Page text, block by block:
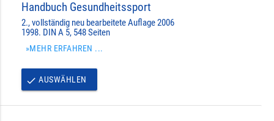
Handbuch Gesundheitssport
2., vollständig neu bearbeitete Auflage 2006
1998. DIN A 5, 548 Seiten
»MEHR ERFAHREN ...
done AUSWÄHLEN